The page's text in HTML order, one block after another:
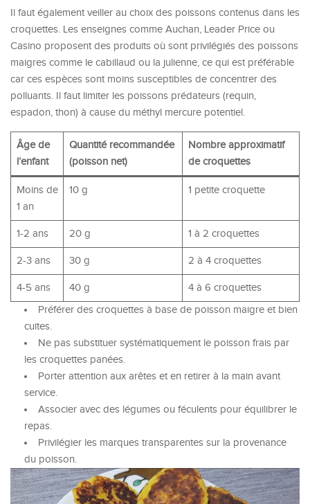
Il faut également veiller au choix des poissons contenus dans les
croquettes. Les enseignes comme Auchan, Leader Price ou
Casino proposent des produits où sont privilégiés des poissons
maigres comme le cabillaud ou la julienne, ce qui est préférable
car ces espèces sont moins susceptibles de concentrer des
polluants. Il faut limiter les poissons prédateurs (requin,
espadon, thon) à cause du méthyl mercure potentiel.
Âge de
l’enfant
Quantité recommandée
(poisson net)
Nombre approximatif
de croquettes
Moins de
1 an
10 g 1 petite croquette
1-2 ans 20 g 1 à 2 croquettes
2-3 ans 30 g 2 à 4 croquettes
4-5 ans 40 g
4 à 6 croquettes
Préférer des croquettes à base de poisson maigre et bien
cuites.
Ne pas substituer systématiquement le poisson frais par
les croquettes panées.
Porter attention aux arêtes et en retirer à la main avant
service.
Associer avec des légumes ou féculents pour équilibrer le
repas.
Privilégier les marques transparentes sur la provenance
du poisson.